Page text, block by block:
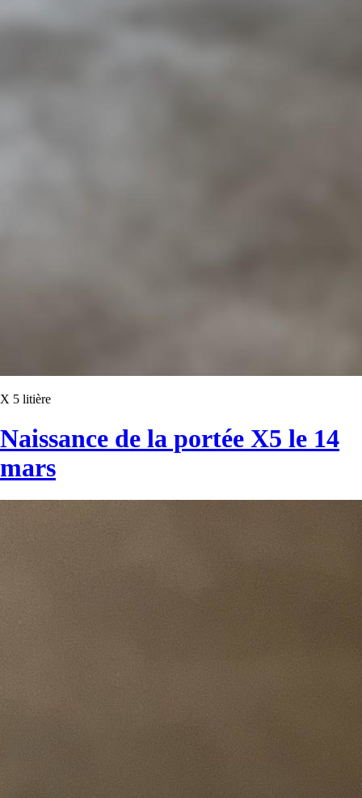
X 5 litière
Naissance de la portée X5 le 14
mars